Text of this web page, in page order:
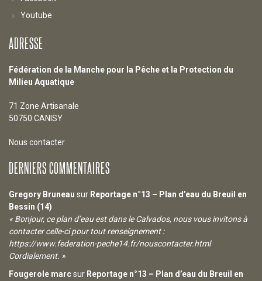
Youtube
ADRESSE
Fédération de la Manche pour la Pêche et la Protection du
Milieu Aquatique
71 Zone Artisanale
50750 CANISY
Nous contacter
DERNIERS COMMENTAIRES
Gregory Bruneau sur Reportage n°13 – Plan d’eau du Breuil en
Bessin (14)
« Bonjour, ce plan d’eau est dans le Calvados, nous vous invitons à
contacter celle-ci pour tout renseignement :
https://www.federation-peche14.fr/nouscontacter.html
Cordialement. »
Fougerole marcsur Reportage n°13 – Plan d’eau du Breuil en